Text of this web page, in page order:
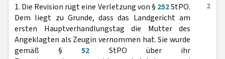
2
1. Die Revision rügt eine Verletzung von § 252StPO.
Dem liegt zu Grunde, dass das Landgericht am
ersten Hauptverhandlungstag die Mutter des
Angeklagten als Zeugin vernommen hat. Sie wurde
gemäß §52 StPO über ihr